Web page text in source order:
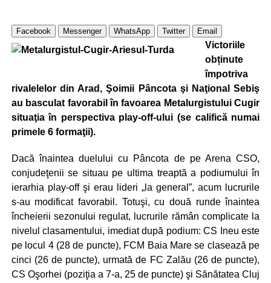
Facebook Messenger WhatsApp Twitter Email
Victoriile
obținute
împotriva
rivalelelor din Arad, Şoimii Pâncota şi Naţional Sebiş
au basculat favorabil în favoarea Metalurgistului Cugir
situaţia în perspectiva play-off-ului (se califică numai
primele 6 formaţii).
Dacă înaintea duelului cu Pâncota de pe Arena CSO,
conjudeţenii se situau pe ultima treaptă a podiumului în
ierarhia play-off şi erau lideri „la general”, acum lucrurile
s-au modificat favorabil. Totuşi, cu două runde înaintea
încheierii sezonului regulat, lucrurile rămân complicate la
nivelul clasamentului, imediat după podium: CS Ineu este
pe locul 4 (28 de puncte), FCM Baia Mare se clasează pe
cinci (26 de puncte), urmată de FC Zalău (26 de puncte),
CS Oşorhei (poziţia a 7-a, 25 de puncte) şi Sănătatea Cluj